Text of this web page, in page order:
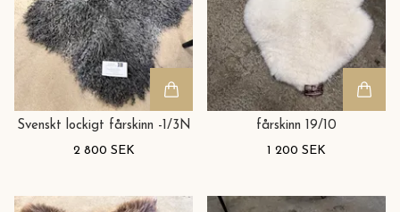
Svenskt lockigt fårskinn -1/3N
2 800 SEK
fårskinn 19/10
1 200 SEK